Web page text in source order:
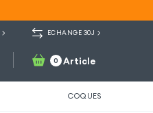
ECHANGE 30J
0 Article
COQUES